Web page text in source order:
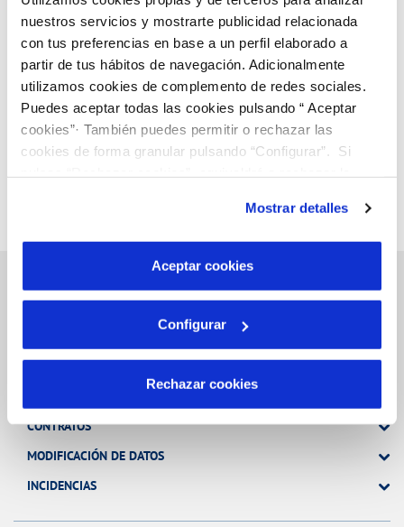
nuestros servicios y mostrarte publicidad relacionada
con tus preferencias en base a un perfil elaborado a
partir de tus hábitos de navegación. Adicionalmente
utilizamos cookies de complemento de redes sociales.
Puedes aceptar todas las cookies pulsando “ Aceptar
cookies”· También puedes permitir o rechazar las
cookies de forma granular pulsando “Configurar”. Si
son indispensables para que el sitio web funcione y que
por tanto no se pueden desactivar. Puedes consultar
más información en nuestraPolítica de Cookies
Mostrar detalles
Aceptar cookies
Configurar
Rechazar cookies
Emasagra lanza una app para visitar los Aljibes del
Albaicín.
Página 33 de 33
Anterior Siguiente
Gestiones Online
CONTRATOS
MODIFICACIÓN DE DATOS
INCIDENCIAS